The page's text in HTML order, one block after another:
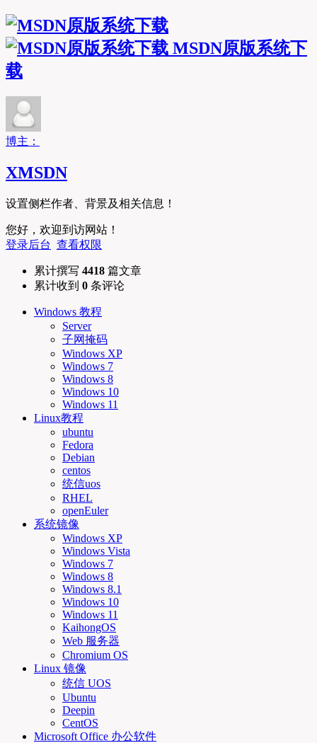
MSDN原版系统下
载
博主：
XMSDN
设置侧栏作者、背景及相关信息！
您好，欢迎到访网站！
登录后台 查看权限
累计撰写 4418 篇文章
累计收到 0 条评论
Windows 教程
Server
子网掩码
Windows XP
Windows 7
Windows 8
Windows 10
Windows 11
Linux教程
ubuntu
Fedora
Debian
centos
统信uos
RHEL
openEuler
系统镜像
Windows XP
Windows Vista
Windows 7
Windows 8
Windows 8.1
Windows 10
Windows 11
KaihongOS
Web 服务器
Chromium OS
Linux 镜像
统信 UOS
Ubuntu
Deepin
CentOS
Microsoft Office 办公软件